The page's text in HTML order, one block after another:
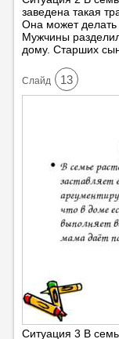
заведена такая
Она может делать
Мужчины
дому. Старших
Cлайд 13
Ситуация 3 В